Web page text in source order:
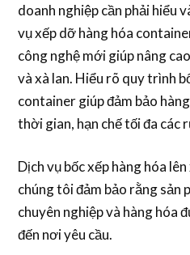
doanh nghiệp cần phải hiểu
vụ xếp dỡ hàng hóa
công nghệ mới giúp nâng
và xà lan. Hiểu rõ quy trình
container giúp đảm bảo
thời gian, hạn chế tối đa các
Dịch vụ bốc xếp hàng hóa
chúng tôi đảm bảo rằng sản
chuyên nghiệp và hàng hóa
đến nơi yêu cầu.